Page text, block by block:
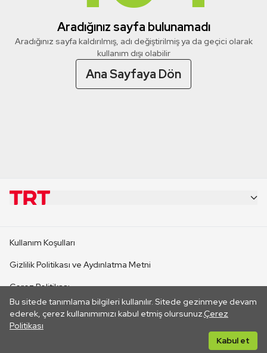
Aradığınız sayfa bulunamadı
Aradığınız sayfa kaldırılmış, adı değiştirilmiş ya da geçici olarak
kullanım dışı olabilir
Ana Sayfaya Dön
Bu sitede tanımlama bilgileri kullanılır. Sitede gezinmeye devam
ederek, çerez kullanımımızı kabul etmiş olursunuz.Çerez
Politikası
Kabul et
CANLI YAYINLAR
Kullanım Koşulları
Gizlilik Politikası ve Aydınlatma Metni
Çerez Politikası
İletişim
Her hakkı saklıdır. ©2026 TRT. Bağlantı yoluyla gidilen dış